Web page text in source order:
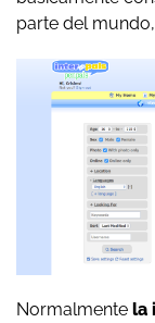
parte del
Normalmente la